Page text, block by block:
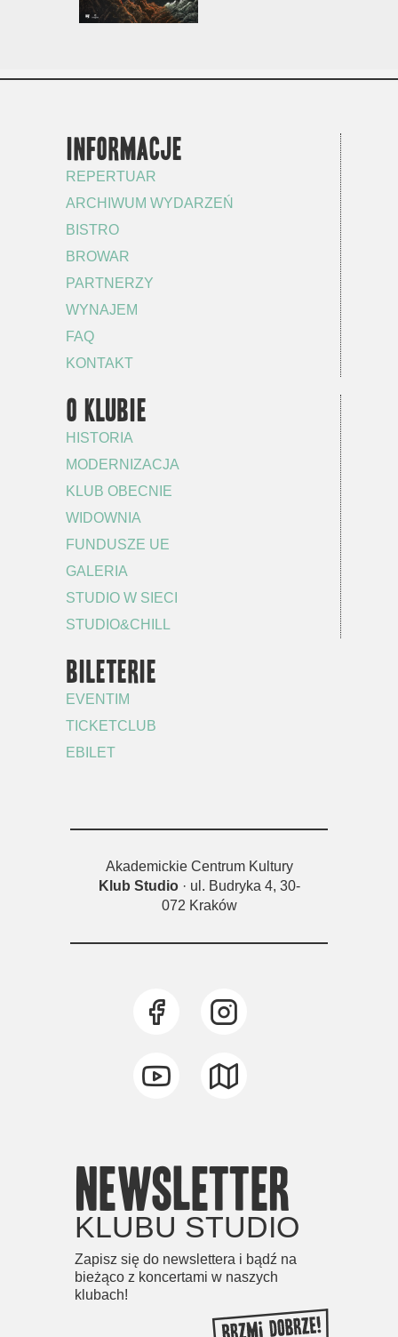
INFORMACJE
REPERTUAR
ARCHIWUM WYDARZEŃ
BISTRO
BROWAR
PARTNERZY
WYNAJEM
FAQ
KONTAKT
O KLUBIE
HISTORIA
MODERNIZACJA
KLUB OBECNIE
WIDOWNIA
FUNDUSZE UE
GALERIA
STUDIO W SIECI
STUDIO&CHILL
BILETERIE
EVENTIM
TICKETCLUB
EBILET
Akademickie Centrum Kultury
Klub Studio· ul. Budryka 4, 30-
072 Kraków
newsletter
KLUBU STUDIO
Zapisz się do newslettera i bądź na
bieżąco z koncertami w naszych
klubach!